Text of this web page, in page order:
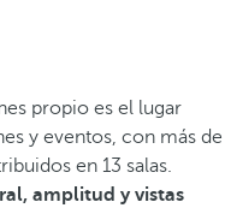
propio es el lugar
y eventos, con más de
en 13 salas.
amplitud y vistas